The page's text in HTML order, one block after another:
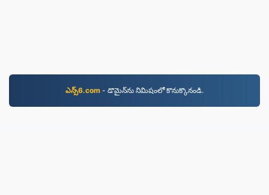
ఎన్స్6.com - డొమైన్‌ను నిమిషంలో కొనుక్కొనండి.